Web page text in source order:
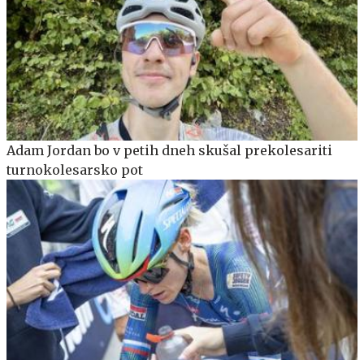
Adam Jordan bo v petih dneh skušal prekolesariti
turnokolesarsko pot